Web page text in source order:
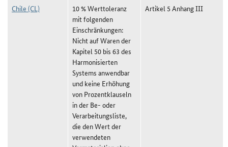
Chile (CL)
10 % Werttoleranz
mit folgenden
Einschränkungen:
Nicht auf Waren der
Kapitel 50 bis 63 des
Harmonisierten
Systems anwendbar
und keine Erhöhung
von Prozentklauseln
in der Be- oder
Verarbeitungsliste,
die den Wert der
verwendeten
Artikel 5 Anhang III